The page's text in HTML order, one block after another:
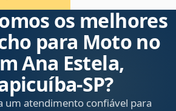
os melhores
para Moto no
Ana Estela,
um atendimento confiável para